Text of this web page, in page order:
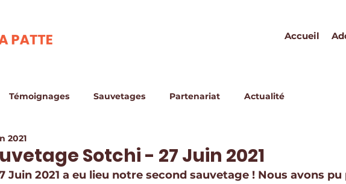
Accueil
Témoignages Sauvetages Partenariat Actualité
Sotchi - 27 Juin 2021
2021
Juin 2021 a eu lieu notre second sauvetage ! Nous avons